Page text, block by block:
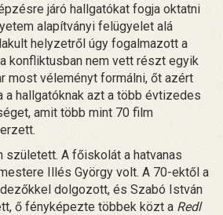
járó hallgatókat fogja oktatni
alapítványi felügyelet alá
helyzetről úgy fogalmazott a
konfliktusban nem vett részt egyik
most véleményt formálni, őt azért
a hallgatóknak azt a több évtizedes
amit több mint 70 film
született. A főiskolát a hatvanas
Illés György volt. A 70-ektől a
dolgozott, és Szabó István
ő fényképezte többek közt a Redl